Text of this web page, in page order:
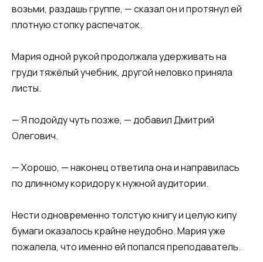
возьми, раздашь группе, — сказал он и протянул ей
плотную стопку распечаток.
Мария одной рукой продолжала удерживать на
груди тяжёлый учебник, другой неловко приняла
листы.
— Я подойду чуть позже, — добавил Дмитрий
Олегович.
— Хорошо, — наконец ответила она и направилась
по длинному коридору к нужной аудитории.
Нести одновременно толстую книгу и целую кипу
бумаги оказалось крайне неудобно. Мария уже
пожалела, что именно ей попался преподаватель.